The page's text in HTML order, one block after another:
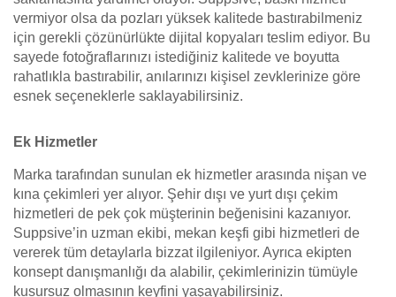
vermiyor olsa da pozları yüksek kalitede bastırabilmeniz
için gerekli çözünürlükte dijital kopyaları teslim ediyor. Bu
sayede fotoğraflarınızı istediğiniz kalitede ve boyutta
rahatlıkla bastırabilir, anılarınızı kişisel zevklerinize göre
esnek seçeneklerle saklayabilirsiniz.
Ek Hizmetler
Marka tarafından sunulan ek hizmetler arasında nişan ve
kına çekimleri yer alıyor. Şehir dışı ve yurt dışı çekim
hizmetleri de pek çok müşterinin beğenisini kazanıyor.
Suppsive’in uzman ekibi, mekan keşfi gibi hizmetleri de
vererek tüm detaylarla bizzat ilgileniyor. Ayrıca ekipten
konsept danışmanlığı da alabilir, çekimlerinizin tümüyle
kusursuz olmasının keyfini yaşayabilirsiniz.